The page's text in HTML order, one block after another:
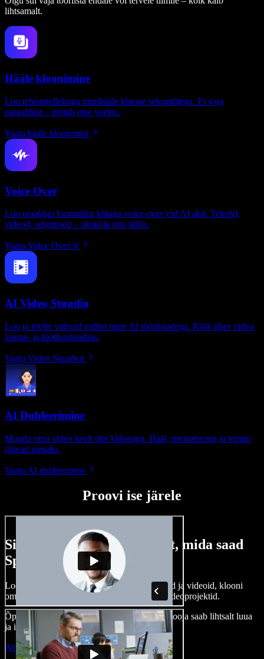
lihtsamalt.
Hääle kloonimine
Loo tehisintellektiga inimhääle kloone sekunditega. Ei vaja
paigaldust – töötab otse veebis.
Vaata hääle kloonimist
Voice Over
Loo reaalajas loomuliku kõlaga voice-over’eid AI abil. Tekstid,
videod, selgitused – ükskõik mis stiilis.
Vaata Voice Over’it
AI Video Stuudio
Loo ja töötle videoid nullist meie AI tööriistadega. Kõik ühes video
loome- ja töötlusstuudios.
Vaata Video Stuudiot
AI Dubleerimine
Muuda oma video keelt ühe klõpsuga. Hääl, intonatsioon ja tempo
jäävad samaks.
Vaata AI dubleerimist
Proovi ise järele
Siin on vaid väike osa sellest, mida saad
Speechify Studioga teha.
Loo voice-over’eid, kasuta tasuta pilte, helisid ja videoid, klooni
oma häält ja pane kokku terviklikud audio-videoprojektid.
Õppimiskõver puudub, kõik töötab veebis – looja saab lihtsalt luua
ja ideed kiiresti ellu viia.
Ava Studio